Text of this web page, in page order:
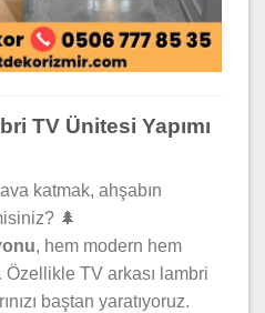
TV Ünitesi Yapımı
katmak, ahşabın
🌲
, hem modern hem
TV arkası lambri
baştan yaratıyoruz.